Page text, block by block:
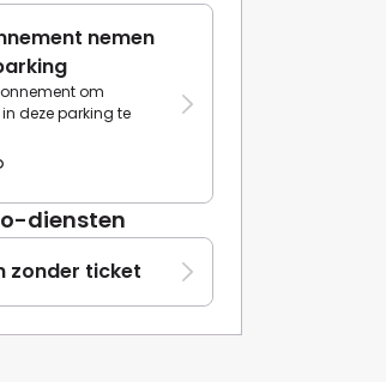
nemen
om
deze parking te
diensten
zonder ticket